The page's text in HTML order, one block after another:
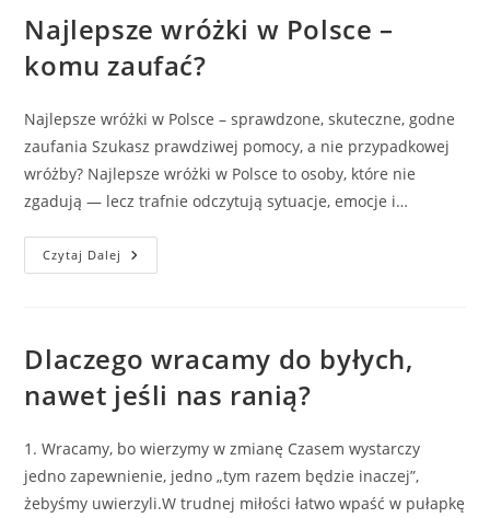
Walentynkowe
Najlepsze wróżki w Polsce –
komu zaufać?
Najlepsze wróżki w Polsce – sprawdzone, skuteczne, godne
zaufania Szukasz prawdziwej pomocy, a nie przypadkowej
wróżby? Najlepsze wróżki w Polsce to osoby, które nie
zgadują — lecz trafnie odczytują sytuacje, emocje i…
Czytaj Dalej Najlepsze
Wróżki
Dlaczego wracamy do byłych,
nawet jeśli nas ranią?
1. Wracamy, bo wierzymy w zmianę Czasem wystarczy
jedno zapewnienie, jedno „tym razem będzie inaczej”,
żebyśmy uwierzyli.W trudnej miłości łatwo wpaść w pułapkę